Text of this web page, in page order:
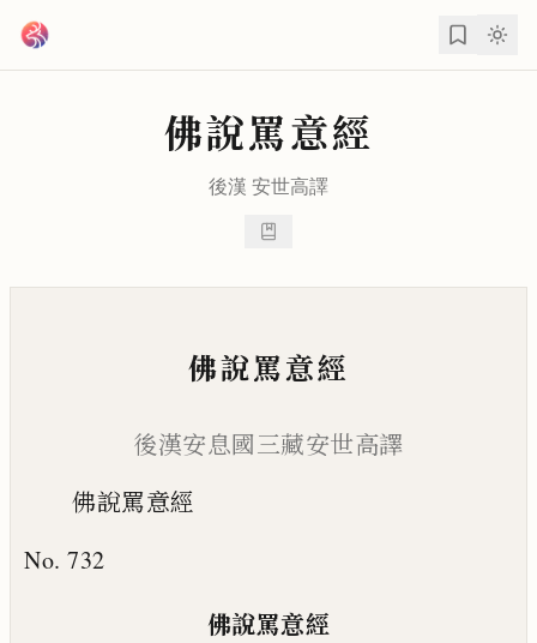
佛說罵意經
後漢 安世高譯
佛說罵意經
後漢安息國三藏安世高譯
佛說罵意經
No. 732
佛說罵意經